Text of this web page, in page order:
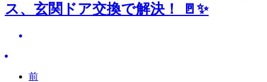
ス、玄関ドア交換で解決！ 🚪✨
前